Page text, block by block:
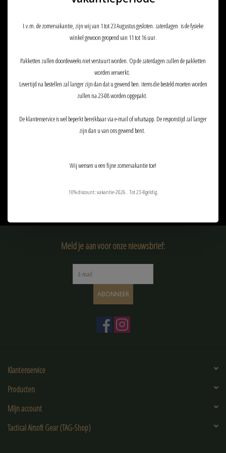
€26,90
€21,90
Meld je aan voor onze nieuwsbrief:
ABONNEER
Klantenservice
Producten
Mijn account
Tactical Airsoft Gear (TAG-Shop)
I.v.m. de zomervakantie, zijn wij van 1 tot 23 Augustus gesloten. zaterdagen is de fysieke
winkel gewoon geopend van 11 tot 16 uur.
Pakketten zullen doordeweeks niet verstuurt worden. Op de zaterdagen zullen de pakketten
worden verwerkt.
Levertijd na bestellen zal langer zijn dan dat u gewend ben. items die besteld moeten worden
zullen na 23-08 worden opgepakt.
De klantenservice is wel beperkt bereikbaar via e-mail of whatsapp. De responstijd zal langer
zijn dan u van ons gewend bent.
Wij wensen u een fijne zomervakantie toe!
10% discount: vakantie-2026. Tot 23-8geldig.